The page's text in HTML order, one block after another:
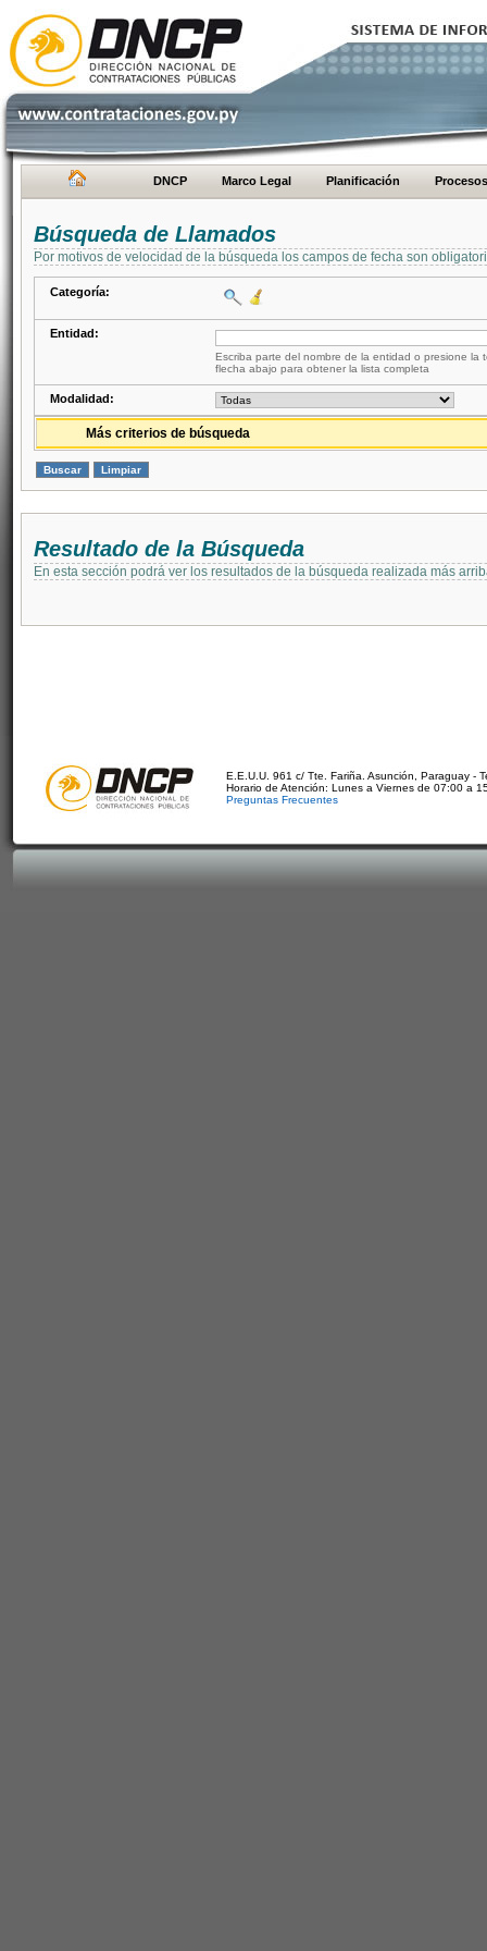
DNCP Marco Legal Planificación Procesos
Búsqueda de Llamados
Por motivos de velocidad de la búsqueda los campos de fecha son
Categoría:
Entidad:
Escriba parte del nombre de la entidad o presione la
flecha abajo para obtener la lista completa
Modalidad:
Más criterios de búsqueda
Resultado de la Búsqueda
En esta sección podrá ver los resultados de la búsqueda realizada más
E.E.U.U. 961 c/ Tte. Fariña. Asunción, Paraguay -
Horario de Atención: Lunes a Viernes de 07:00 a
Preguntas Frecuentes